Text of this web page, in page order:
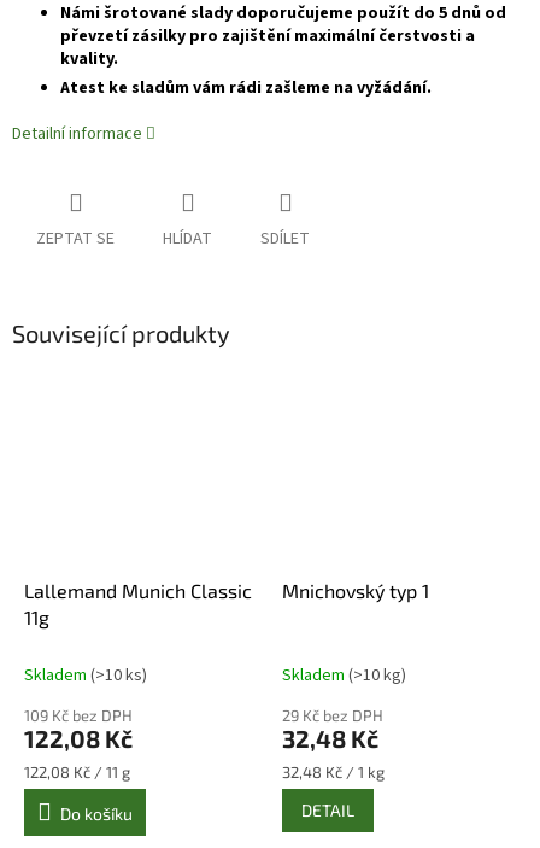
Námi šrotované slady doporučujeme použít do 5 dnů od
převzetí zásilky pro zajištění maximální čerstvosti a
kvality.
Atest ke sladům vám rádi zašleme na vyžádání.
Detailní informace
ZEPTAT SE HLÍDAT SDÍLET
Související produkty
Lallemand Munich Classic
11g
Skladem (>10 ks)
109 Kč bez DPH
122,08 Kč
Měrná
cena:
122,08 Kč / 11 g
Do košíku
Mnichovský typ 1
Skladem (>10 kg)
29 Kč bez DPH
32,48 Kč
Měrná
cena:
32,48 Kč / 1 kg
DETAIL